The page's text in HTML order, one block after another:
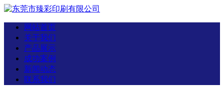
网站首页
关于我们
产品展示
成功案例
新闻动态
联系我们